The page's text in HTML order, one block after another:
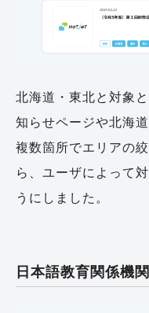
北海道・東北と対象
知らせページや北海
複数箇所でエリアの
ら、ユーザによって
うにしました。
日本語教育関係機